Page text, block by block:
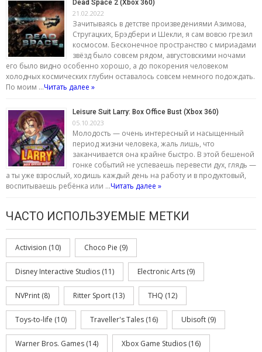
Dead Space 2 (Xbox 360)
21.02.2022
Зачитываясь в детстве произведениями Азимова,
Стругацких, Брэдбери и Шекли, я сам вовсю грезил
космосом. Бесконечное пространство с мириадами
звёзд было совсем рядом, августовскими ночами
его было видно особенно хорошо, а до покорения человеком
холодных космических глубин оставалось совсем немного подождать.
По моим …Читать далее »
Leisure Suit Larry: Box Office Bust (Xbox 360)
05.10.2023
Молодость — очень интересный и насыщенный
период жизни человека, жаль лишь, что
заканчивается она крайне быстро. В этой бешеной
гонке событий не успеваешь перевести дух, глядь —
а ты уже взрослый, ходишь каждый день на работу и в продуктовый,
воспитываешь ребёнка или …Читать далее »
ЧАСТО ИСПОЛЬЗУЕМЫЕ МЕТКИ
Activision (10) Choco Pie (9)
Disney Interactive Studios (11) Electronic Arts (9)
NVPrint (8) Ritter Sport (13) THQ (12)
Toys-to-life (10) Traveller's Tales (16) Ubisoft (9)
Warner Bros. Games (14) Xbox Game Studios (16)